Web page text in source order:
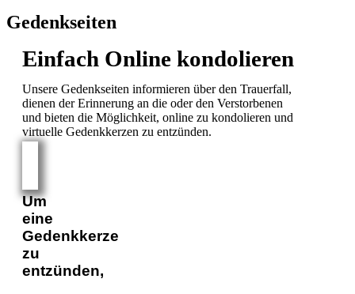
Gedenkseiten
Einfach Online kondolieren
Unsere Gedenkseiten informieren über den Trauerfall,
dienen der Erinnerung an die oder den Verstorbenen
und bieten die Möglichkeit, online zu kondolieren und
virtuelle Gedenkkerzen zu entzünden.
Um
eine
Gedenkkerze
zu
entzünden,